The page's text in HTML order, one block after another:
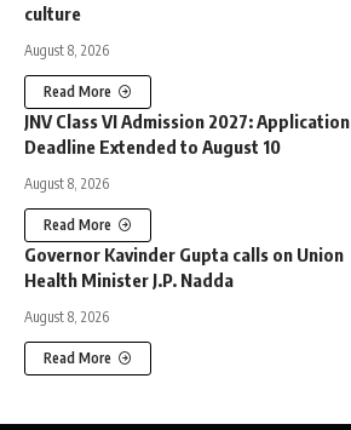
culture
August 8, 2026
Read More
JNV Class VI Admission 2027: Application
Deadline Extended to August 10
August 8, 2026
Read More
Governor Kavinder Gupta calls on Union
Health Minister J.P. Nadda
August 8, 2026
Read More